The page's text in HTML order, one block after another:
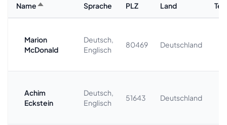
Name Sprache PLZ Land
Marion
McDonald
Deutsch,
Englisch
80469 Deutschland
Achim
Eckstein
Deutsch,
Englisch
51643 Deutschland